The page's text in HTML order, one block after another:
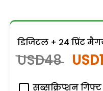
डिजिटल + 24 प्रिंट
USD48
सब्सक्रिप्शन